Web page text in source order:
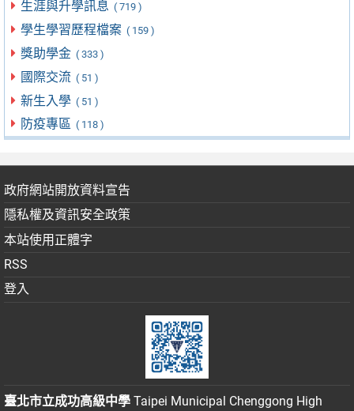
生涯與升學訊息 ( 719 )
學生學習歷程檔案 ( 159 )
獎助學金 ( 333 )
國際交流 ( 51 )
新生入學 ( 51 )
防疫專區 ( 118 )
政府網站開放資料宣告
隱私權及資訊安全政策
本站使用正體字
RSS
登入
臺北市立成功高級中學 Taipei Municipal Chenggong High